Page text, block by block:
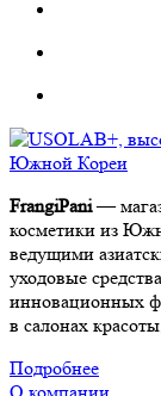
FrangiPani—
косметики из
ведущими
уходовые
инновационных
в салонах
Подробнее
О компании